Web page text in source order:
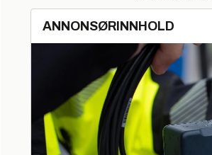
ANNONSØRINNHOLD